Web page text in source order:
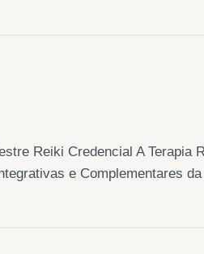
Reiki Credencial A Terapia
e Complementares da